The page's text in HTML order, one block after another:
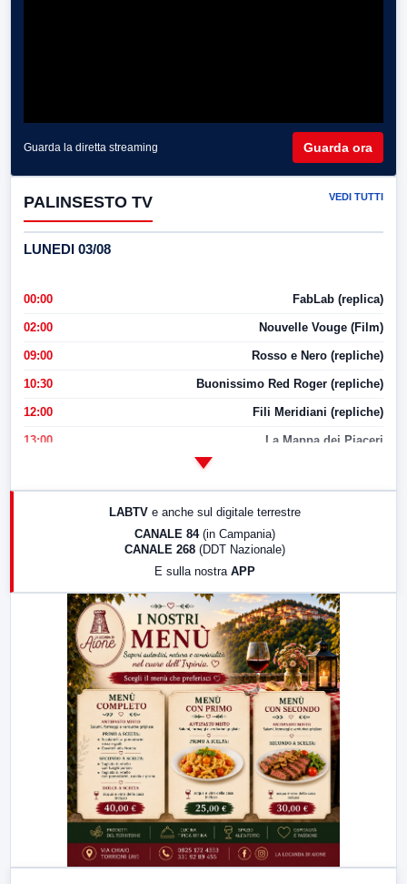
Guarda la diretta streaming Guarda ora
PALINSESTO TV VEDI TUTTI
LUNEDI 03/08
00:00 FabLab (replica)
02:00 Nouvelle Vouge (Film)
09:00 Rosso e Nero (repliche)
10:30 Buonissimo Red Roger (repliche)
12:00 Fili Meridiani (repliche)
13:00 La Mappa dei Piaceri
17:00 LabNews (replica)
LabNews (replica)
LABTV e anche sul digitale terrestre
CANALE 84 (in Campania)
CANALE 268 (DDT Nazionale)
E sulla nostra APP